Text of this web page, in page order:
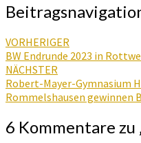
VORHERIGER
BW Endrunde 2023 in
NÄCHSTER
Robert-Mayer-Gymnasium
Rommelshausen gewinnen
6 Kommentare zu